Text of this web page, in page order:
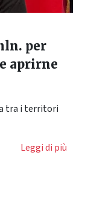
per
aprirne
tra i territori
Leggi di più